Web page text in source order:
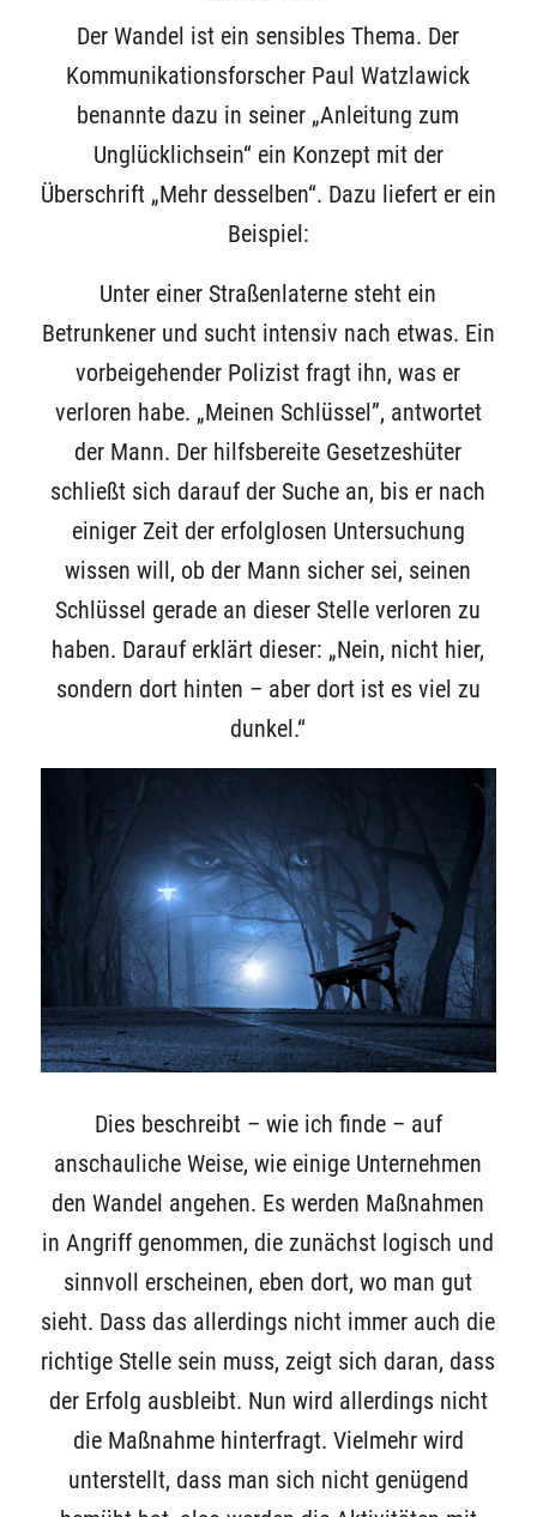
Der Wandel ist ein sensibles Thema. Der
Kommunikationsforscher Paul Watzlawick
benannte dazu in seiner „Anleitung zum
Unglücklichsein“ ein Konzept mit der
Überschrift „Mehr desselben“. Dazu liefert er ein
Beispiel:
Unter einer Straßenlaterne steht ein
Betrunkener und sucht intensiv nach etwas. Ein
vorbeigehender Polizist fragt ihn, was er
verloren habe. „Meinen Schlüssel”, antwortet
der Mann. Der hilfsbereite Gesetzeshüter
schließt sich darauf der Suche an, bis er nach
einiger Zeit der erfolglosen Untersuchung
wissen will, ob der Mann sicher sei, seinen
Schlüssel gerade an dieser Stelle verloren zu
haben. Darauf erklärt dieser: „Nein, nicht hier,
sondern dort hinten – aber dort ist es viel zu
dunkel.“
Dies beschreibt – wie ich finde – auf
anschauliche Weise, wie einige Unternehmen
den Wandel angehen. Es werden Maßnahmen
in Angriff genommen, die zunächst logisch und
sinnvoll erscheinen, eben dort, wo man gut
sieht. Dass das allerdings nicht immer auch die
richtige Stelle sein muss, zeigt sich daran, dass
der Erfolg ausbleibt. Nun wird allerdings nicht
die Maßnahme hinterfragt. Vielmehr wird
unterstellt, dass man sich nicht genügend